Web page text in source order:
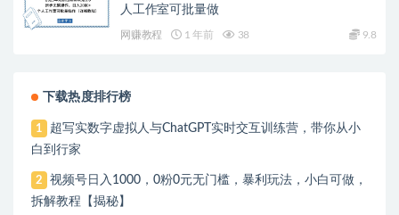
人工作室可批量做
网赚教程 1 年前 38 9.8
下载热度排行榜
1
超写实数字虚拟人与ChatGPT实时交互训练营，带你从小
白到行家
2
视频号日入1000，0粉0元无门槛，暴利玩法，小白可做，
拆解教程【揭秘】